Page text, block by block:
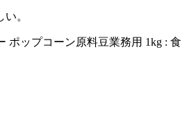
。
ポップコーン原料豆業務用 1kg : 食